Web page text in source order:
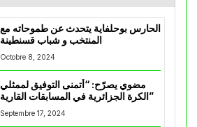
الحارس بوحلفاية يتحدث عن طموحاته مع
المنتخب و شباب قسنطينة
Octobre 8, 2024
مضوي يصرّح: “أتمنى التوفيق لممثلي
الكرة الجزائرية في المسابقات القارية”
Septembre 17, 2024